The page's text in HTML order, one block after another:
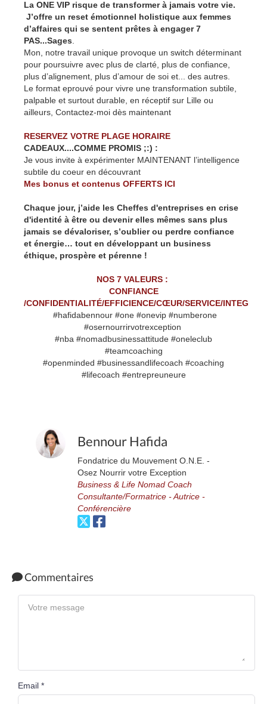
La ONE VIP risque de transformer à jamais votre vie.
J’offre un reset émotionnel holistique aux femmes
d’affaires qui se sentent prêtes à engager 7
PAS...Sages
Mon, notre travail unique provoque un switch déterminant
pour poursuivre avec plus de clarté, plus de confiance,
plus d’alignement, plus d’amour de soi et... des autres.
Le format eprouvé pour vivre une transformation subtile,
palpable et surtout durable, en réceptif sur Lille ou
ailleurs, Contactez-moi dès maintenant
RESERVEZ VOTRE PLAGE HORAIRE
CADEAUX....COMME PROMIS ;:) :
Je vous invite à expérimenter MAINTENANT l’intelligence
subtile du coeur en découvrant
Mes bonus et contenus OFFERTS ICI
Chaque jour, j’aide les Cheffes d'entreprises en crise
d'identité à être ou devenir elles mêmes sans plus
jamais se dévaloriser, s’oublier ou perdre confiance
et énergie… tout en développant un business
éthique, prospère et pérenne !
NOS 7 VALEURS :
CONFIANCE
/CONFIDENTIALITÉ/EFFICIENCE/CŒUR/SERVICE/
#hafidabennour #one #onevip #numberone
#osernourrirvotrexception
#nba #nomadbusinessattitude #oneleclub
#teamcoaching
#openminded #businessandlifecoach #coaching
#lifecoach #entrepreuneure
Bennour Hafida
Fondatrice du Mouvement O.N.E. -
Osez Nourrir votre Exception
Business & Life Nomad Coach
Consultante/Formatrice - Autrice -
Conférencière
Commentaires
Email *